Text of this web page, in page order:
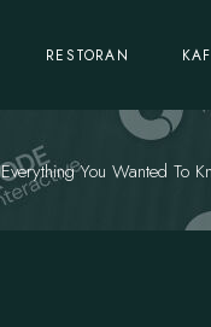
RESTORAN
Everything You Wanted To